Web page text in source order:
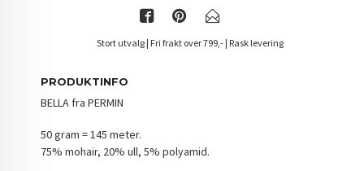
Stort utvalg | Fri frakt over 799,- | Rask levering
PRODUKTINFO
BELLA fra PERMIN
50 gram = 145 meter.
75% mohair, 20% ull, 5% polyamid.